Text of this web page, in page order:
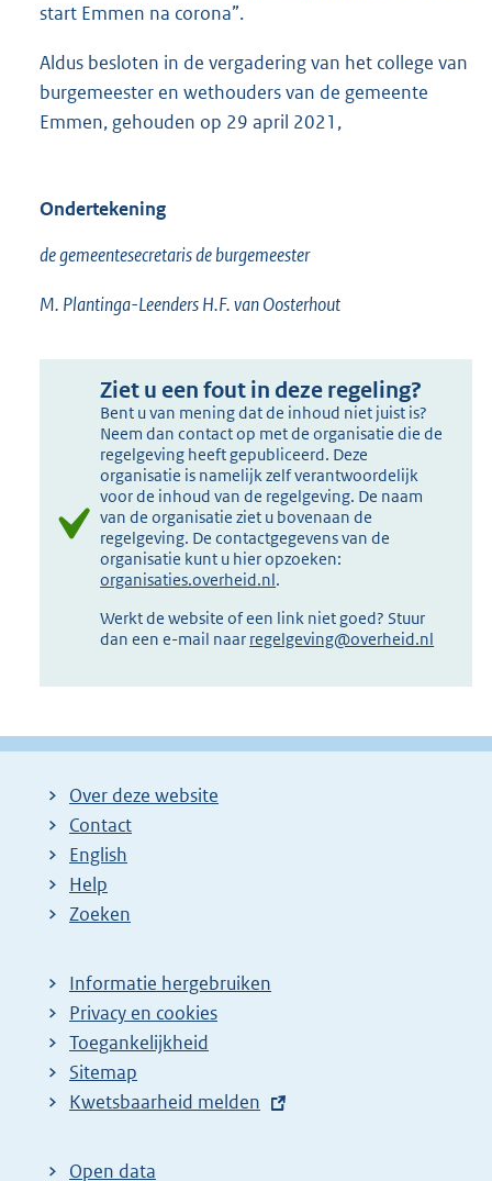
start Emmen na corona”.
Aldus besloten in de vergadering van het college van
burgemeester en wethouders van de gemeente
Emmen, gehouden op 29 april 2021,
Ondertekening
de gemeentesecretaris de burgemeester
M. Plantinga-Leenders H.F. van Oosterhout
Ziet u een fout in deze regeling?
Bent u van mening dat de inhoud niet juist is?
Neem dan contact op met de organisatie die de
regelgeving heeft gepubliceerd. Deze
organisatie is namelijk zelf verantwoordelijk
voor de inhoud van de regelgeving. De naam
van de organisatie ziet u bovenaan de
regelgeving. De contactgegevens van de
organisatie kunt u hier opzoeken:
organisaties.overheid.nl.
Werkt de website of een link niet goed? Stuur
dan een e-mail naar regelgeving@overheid.nl
Over deze website
Contact
English
Help
Zoeken
Informatie hergebruiken
Privacy en cookies
Toegankelijkheid
Sitemap
E
t
Kwetsbaarheid melden
Open data